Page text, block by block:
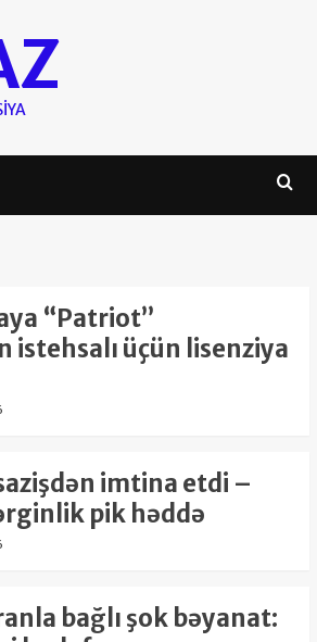
“Patriot”
istehsalı üçün lisenziya
imtina etdi –
pik həddə
bağlı şok bəyanat: